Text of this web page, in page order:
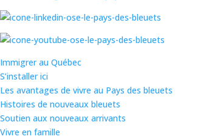
Immigrer au Québec
S’installer ici
Les avantages de vivre au Pays des bleuets
Histoires de nouveaux bleuets
Soutien aux nouveaux arrivants
Vivre en famille